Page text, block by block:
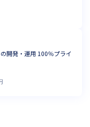
用 100％プライ